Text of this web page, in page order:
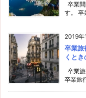
卒業
す。 卒
2019年
卒業旅
くと
卒業
卒業旅